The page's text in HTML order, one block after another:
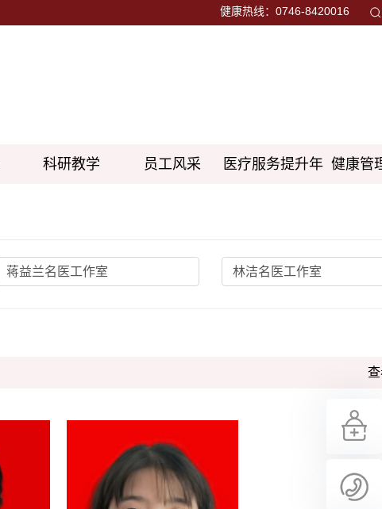
健康热线：0746-8420016
科研教学 员工风采 医疗服务提升年 健康管
蒋益兰名医工作室 林洁名医工作室